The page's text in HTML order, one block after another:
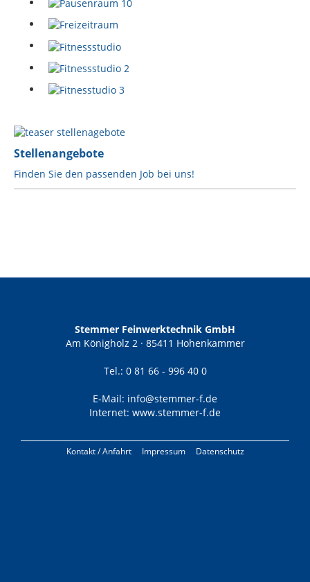
Stellenangebote
Finden Sie den passenden Job bei uns!
Stemmer Feinwerktechnik GmbH
Am Königholz 2 · 85411 Hohenkammer
Tel.: 0 81 66 - 996 40 0
E-Mail: info@stemmer-f.de
Internet: www.stemmer-f.de
Kontakt / Anfahrt Impressum Datenschutz